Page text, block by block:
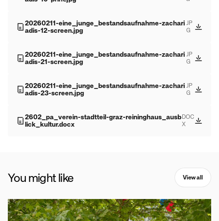
20260211-eine_junge_bestandsaufnahme-zachari
adis-12-screen.jpg
JP
G
20260211-eine_junge_bestandsaufnahme-zachari
adis-21-screen.jpg
JP
G
20260211-eine_junge_bestandsaufnahme-zachari
adis-23-screen.jpg
JP
G
2602_pa_verein-stadtteil-graz-reininghaus_ausb
lick_kultur.docx
DOC
X
You might like View all